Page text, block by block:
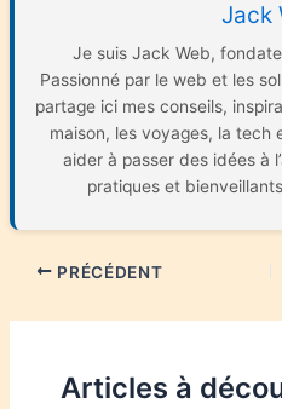
Jack
Je suis Jack Web,
Passionné par le web et les
partage ici mes conseils,
maison, les voyages, la tech
aider à passer des idées à
pratiques et
PRÉCÉDENT
Articles à